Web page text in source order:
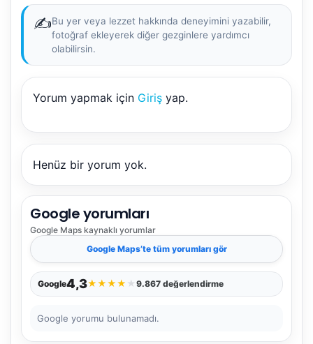
✍️Bu yer veya lezzet hakkında deneyimini yazabilir,
fotoğraf ekleyerek diğer gezginlere yardımcı
olabilirsin.
Yorum yapmak için Giriş yap.
Henüz bir yorum yok.
Google yorumları
Google Maps kaynaklı yorumlar
Google Maps’te tüm yorumları gör
Google4,3★★★★ ★ 9.867 değerlendirme
Google yorumu bulunamadı.
NBY Akıllı Asistan
AI kullanmadan, sitedeki gerçek yerlerle akıllı rota
önerir.
Şehir / ilçe
🧭 Rehber ⭐ Popüler ✨ İlk kez gelen
🚶 Yürüyüş